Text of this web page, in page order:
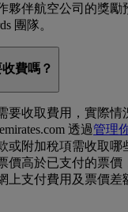
夥伴航空公司的獎勵
團隊。
費嗎？
要收取費用，實際情
透過管理
或附加稅項需收取哪
價高於已支付的票價
上支付費用及票價差